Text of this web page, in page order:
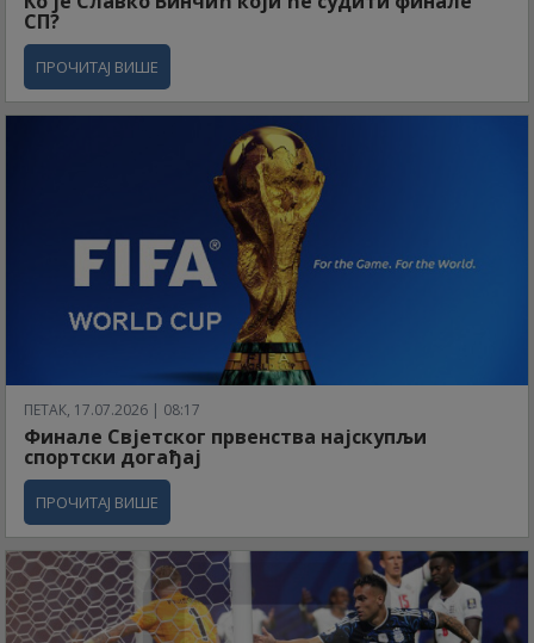
СП?
ПРОЧИТАЈ ВИШЕ
ПЕТАК, 17.07.2026 | 08:17
Финале Свјетског првенства најскупљи
спортски догађај
ПРОЧИТАЈ ВИШЕ